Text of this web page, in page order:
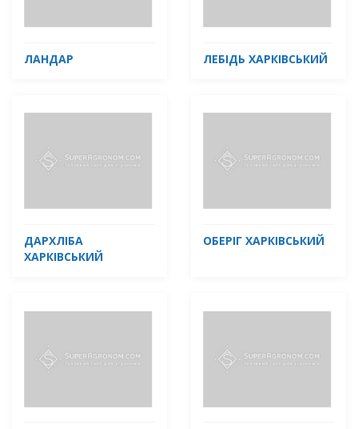
ЛАНДАР ЛЕБІДЬ ХАРКІВСЬКИЙ
ДАРХЛІБА
ХАРКІВСЬКИЙ
ОБЕРІГ ХАРКІВСЬКИЙ